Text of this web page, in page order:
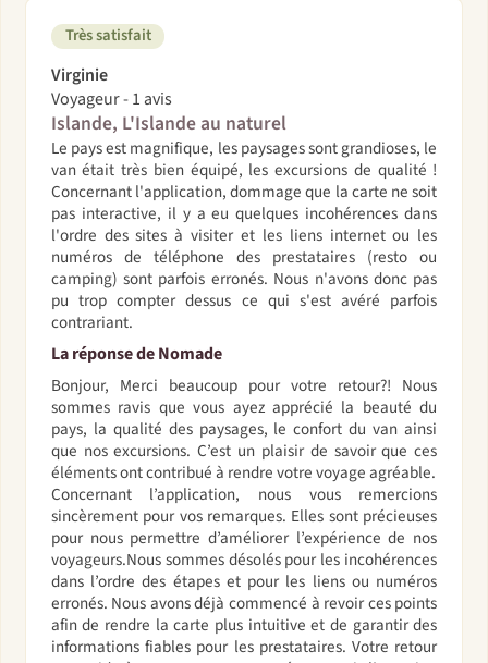
Très satisfait
Virginie
Voyageur - 1 avis
Islande, L'Islande au naturel
Le pays est magnifique, les paysages sont grandioses, le
van était très bien équipé, les excursions de qualité !
Concernant l'application, dommage que la carte ne soit
pas interactive, il y a eu quelques incohérences dans
l'ordre des sites à visiter et les liens internet ou les
numéros de téléphone des prestataires (resto ou
camping) sont parfois erronés. Nous n'avons donc pas
pu trop compter dessus ce qui s'est avéré parfois
contrariant.
La réponse de Nomade
Bonjour, Merci beaucoup pour votre retour?! Nous
sommes ravis que vous ayez apprécié la beauté du
pays, la qualité des paysages, le confort du van ainsi
que nos excursions. C’est un plaisir de savoir que ces
éléments ont contribué à rendre votre voyage agréable.
Concernant l’application, nous vous remercions
sincèrement pour vos remarques. Elles sont précieuses
pour nous permettre d’améliorer l’expérience de nos
voyageurs.Nous sommes désolés pour les incohérences
dans l’ordre des étapes et pour les liens ou numéros
erronés. Nous avons déjà commencé à revoir ces points
afin de rendre la carte plus intuitive et de garantir des
informations fiables pour les prestataires. Votre retour